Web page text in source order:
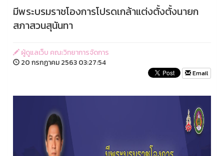
มีพระบรมราชโองการโปรดเกล้าแต่งตั้งตั้งนายก
สภาสวนสุนันทา
ผู้ดูแลเว็บ คณะวิทยาการจัดการ
20 กรกฏาคม 2563 03:27:54
Email